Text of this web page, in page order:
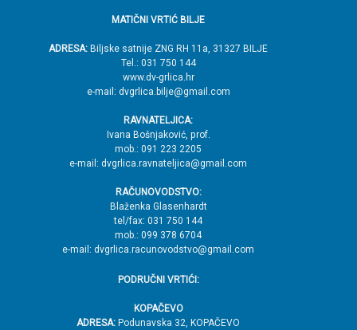
MATIČNI VRTIĆ BILJE
ADRESA: Biljske satnije ZNG RH 11a, 31327 BILJE
Tel.: 031 750 144
www.dv-grlica.hr
e-mail: dvgrlica.bilje@gmail.com
RAVNATELJICA:
Ivana Bošnjaković, prof.
mob.: 091 223 2205
e-mail: dvgrlica.ravnateljica@gmail.com
RAČUNOVODSTVO:
Blaženka Glasenhardt
tel/fax: 031 750 144
mob.: 099 378 6704
e-mail: dvgrlica.racunovodstvo@gmail.com
PODRUČNI VRTIĆI:
KOPAČEVO
ADRESA: Podunavska 32, KOPAČEVO